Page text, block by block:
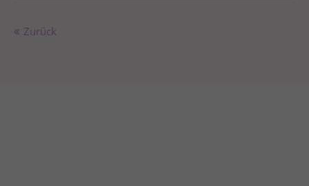
Zurück